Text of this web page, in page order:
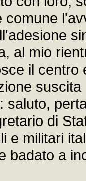
comune
al mio
il
saluto,
di
e militari
badato a